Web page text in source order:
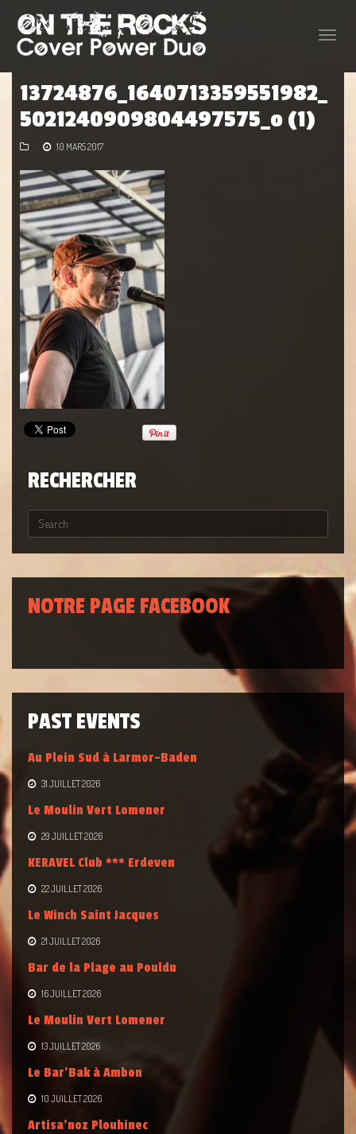
Toggle
13724876_1640713359551982_
5021240909804497575_o (1)
10 MARS 2017
RECHERCHER
NOTRE PAGE FACEBOOK
PAST EVENTS
Au Plein Sud à Larmor-Baden
31 JUILLET 2026
Le Moulin Vert Lomener
29 JUILLET 2026
KERAVEL Club *** Erdeven
22 JUILLET 2026
Le Winch Saint Jacques
21 JUILLET 2026
Bar de la Plage au Pouldu
16 JUILLET 2026
Le Moulin Vert Lomener
13 JUILLET 2026
Le Bar’Bak à Ambon
10 JUILLET 2026
Artisa’noz Plouhinec